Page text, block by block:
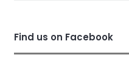
Find us on Facebook